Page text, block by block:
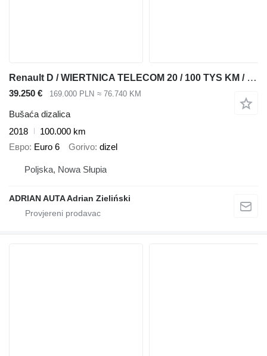
Renault D / WIERTNICA TELECOM 20 / 100 TYS KM / SPROWADZONE /
39.250 € 169.000 PLN ≈ 76.740 KM
Bušaća dizalica
2018
100.000 km
Евро Euro 6 Gorivo dizel
Poljska, Nowa Słupia
ADRIAN AUTA Adrian Zieliński